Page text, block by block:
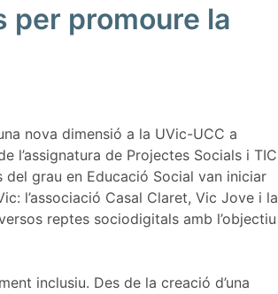
per promoure la
nova dimensió a la UVic-UCC a
l’assignatura de Projectes Socials i TIC
grau en Educació Social van iniciar
l’associació Casal Claret, Vic Jove i la
reptes sociodigitals amb l’objectiu
inclusiu. Des de la creació d’una